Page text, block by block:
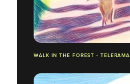
WALK IN THE FOREST - TELERAMA